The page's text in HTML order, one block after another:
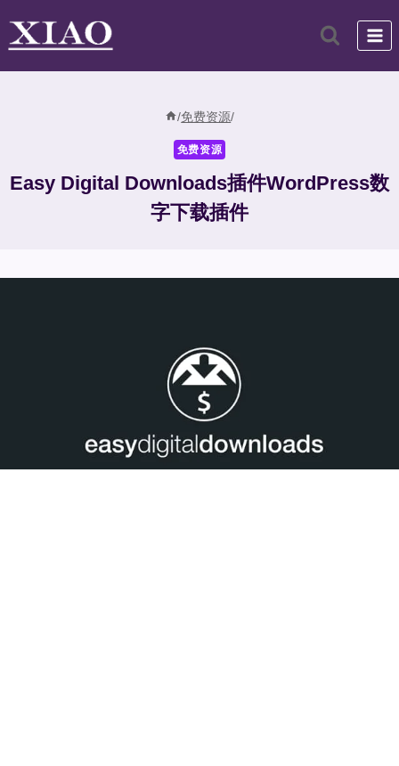
/免费资源/
免费资源
Easy Digital Downloads插件WordPress数
字下载插件